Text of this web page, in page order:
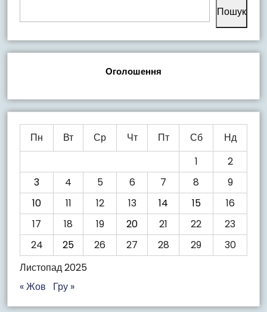
Пошук
Оголошення
Листопад 2025
Пн Вт Ср Чт Пт Сб
Нд
1
2
3
4 5 6 7 8
9
10
11 12 13 14 15
16
17
18 19 20 21 22
23
24
25 26 27 28 29 30
« Жов Гру »